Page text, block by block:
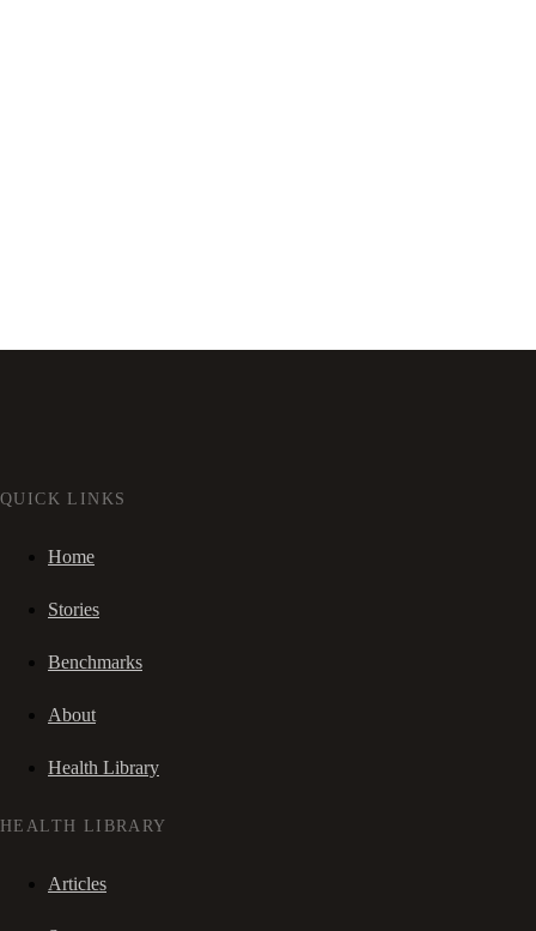
QUICK LINKS
Home
Stories
Benchmarks
About
Health Library
HEALTH LIBRARY
Articles